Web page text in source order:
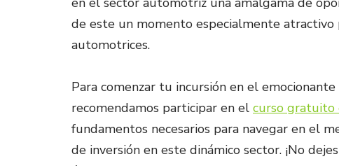
de este un momento especialmente atractivo
automotrices.
Para comenzar tu incursión en el
recomendamos participar en el curso gratuito
fundamentos necesarios para navegar en el
de inversión en este dinámico sector. ¡No